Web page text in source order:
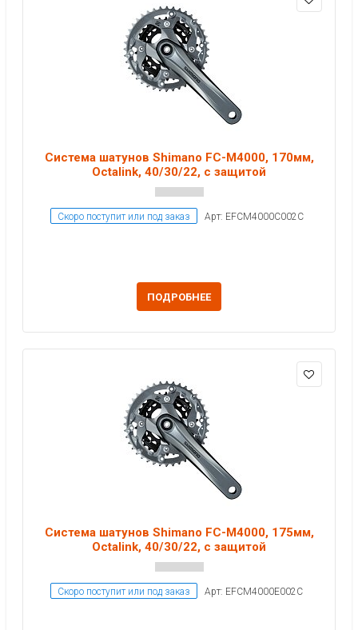
Система шатунов Shimano FC-M4000, 170мм,
Octalink, 40/30/22, с защитой
Скоро поступит или под заказ Арт: EFCM4000C002C
ПОДРОБНЕЕ
Система шатунов Shimano FC-M4000, 175мм,
Octalink, 40/30/22, с защитой
Скоро поступит или под заказ Арт: EFCM4000E002C